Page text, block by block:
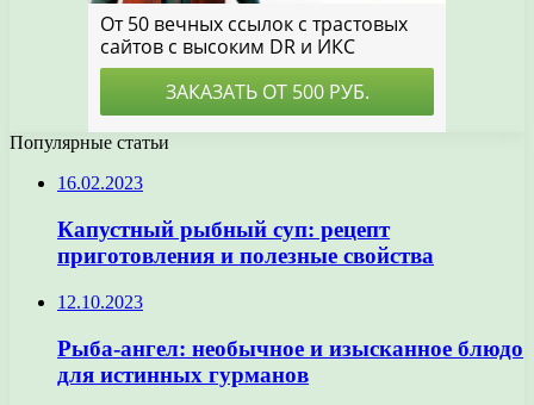
Популярные статьи
16.02.2023
Капустный рыбный суп: рецепт
приготовления и полезные свойства
12.10.2023
Рыба-ангел: необычное и изысканное блюдо
для истинных гурманов